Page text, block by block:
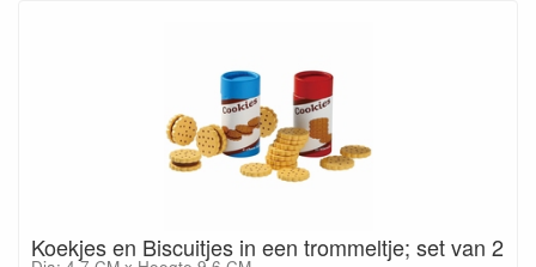
Koekjes en Biscuitjes in een trommeltje; set van 2